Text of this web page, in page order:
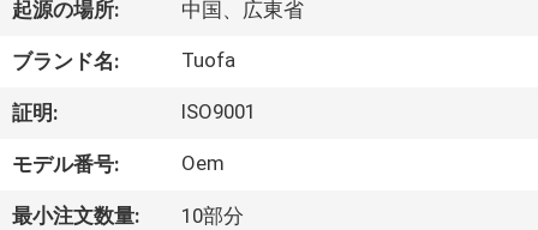
品
わ
た
し
起源の場所: 中国、広東省
ブランド名: Tuofa
証明: ISO9001
モデル番号: Oem
最小注文数量: 10部分